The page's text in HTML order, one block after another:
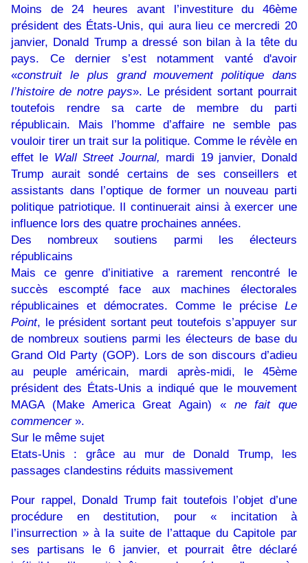
Moins de 24 heures avant l’investiture du 46ème
président des États-Unis, qui aura lieu ce mercredi 20
janvier, Donald Trump a dressé son bilan à la tête du
pays. Ce dernier s’est notamment vanté d'avoir
«construit le plus grand mouvement politique dans
l’histoire de notre pays». Le président sortant pourrait
toutefois rendre sa carte de membre du parti
républicain. Mais l’homme d’affaire ne semble pas
vouloir tirer un trait sur la politique. Comme le révèle en
effet le Wall Street Journal, mardi 19 janvier, Donald
Trump aurait sondé certains de ses conseillers et
assistants dans l’optique de former un nouveau parti
politique patriotique. Il continuerait ainsi à exercer une
influence lors des quatre prochaines années.
Des nombreux soutiens parmi les électeurs
républicains
Mais ce genre d’initiative a rarement rencontré le
succès escompté face aux machines électorales
républicaines et démocrates. Comme le précise Le
Point, le président sortant peut toutefois s’appuyer sur
de nombreux soutiens parmi les électeurs de base du
Grand Old Party (GOP). Lors de son discours d’adieu
au peuple américain, mardi après-midi, le 45ème
président des États-Unis a indiqué que le mouvement
MAGA (Make America Great Again) « ne fait que
commencer ».
Sur le même sujet
Etats-Unis : grâce au mur de Donald Trump, les
passages clandestins réduits massivement
Pour rappel, Donald Trump fait toutefois l’objet d’une
procédure en destitution, pour « incitation à
l’insurrection » à la suite de l’attaque du Capitole par
ses partisans le 6 janvier, et pourrait être déclaré